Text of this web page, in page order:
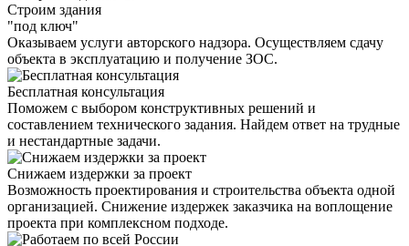
Строим здания
"под ключ"
Оказываем услуги авторского надзора. Осуществляем сдачу
объекта в эксплуатацию и получение ЗОС.
Бесплатная консультация
Поможем с выбором конструктивных решений и
составлением технического задания. Найдем ответ на трудные
и нестандартные задачи.
Снижаем издержки за проект
Возможность проектирования и строительства объекта одной
организацией. Снижение издержек заказчика на воплощение
проекта при комплексном подходе.